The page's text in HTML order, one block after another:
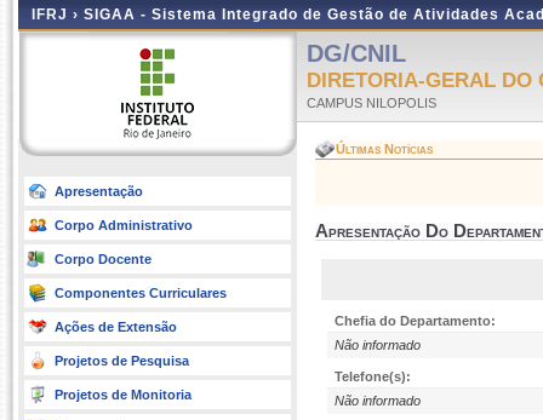
IFRJ › SIGAA - Sistema Integrado de Gestão de Atividades
Apresentação
Corpo Administrativo
Corpo Docente
Componentes Curriculares
Ações de Extensão
Projetos de Pesquisa
Projetos de Monitoria
DG/CNIL
DIRETORIA-GERAL DO
CAMPUS NILOPOLIS
Últimas Notícias
Apresentação Do
Chefia do Departamento:
Não informado
Telefone(s):
Não informado